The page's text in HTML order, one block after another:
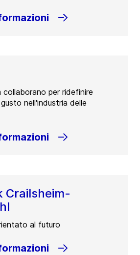
collaborano per ridefinire
nell'industria delle
Crailsheim-
al futuro